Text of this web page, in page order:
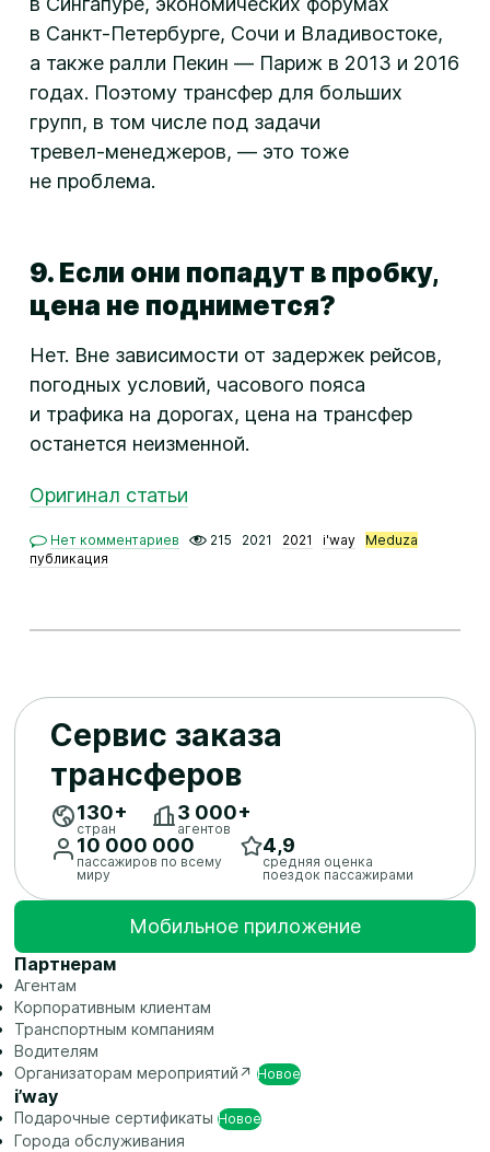
в Санкт-Петербурге, Сочи и Владивостоке,
а также ралли Пекин — Париж в 2013 и 2016
годах. Поэтому трансфер для больших
групп, в том числе под задачи
тревел-менеджеров, — это тоже
не проблема.
9. Если они попадут в пробку,
цена не поднимется?
Нет. Вне зависимости от задержек рейсов,
погодных условий, часового пояса
и трафика на дорогах, цена на трансфер
останется неизменной.
Оригинал статьи
Нет комментариев 215 2021 2021 i'way
Meduza
публикация
Сервис заказа
трансферов
130+
стран
3 ​000+
агентов
10 ​000 ​000
пассажиров по всему
миру
4,9
средняя оценка
поездок пассажирами
Мобильное приложение
Партнерам
Агентам
Корпоративным клиентам
Транспортным компаниям
Водителям
Организатораммероприятий↗ Новое
i’way
Подарочныесертификаты Новое
Города обслуживания